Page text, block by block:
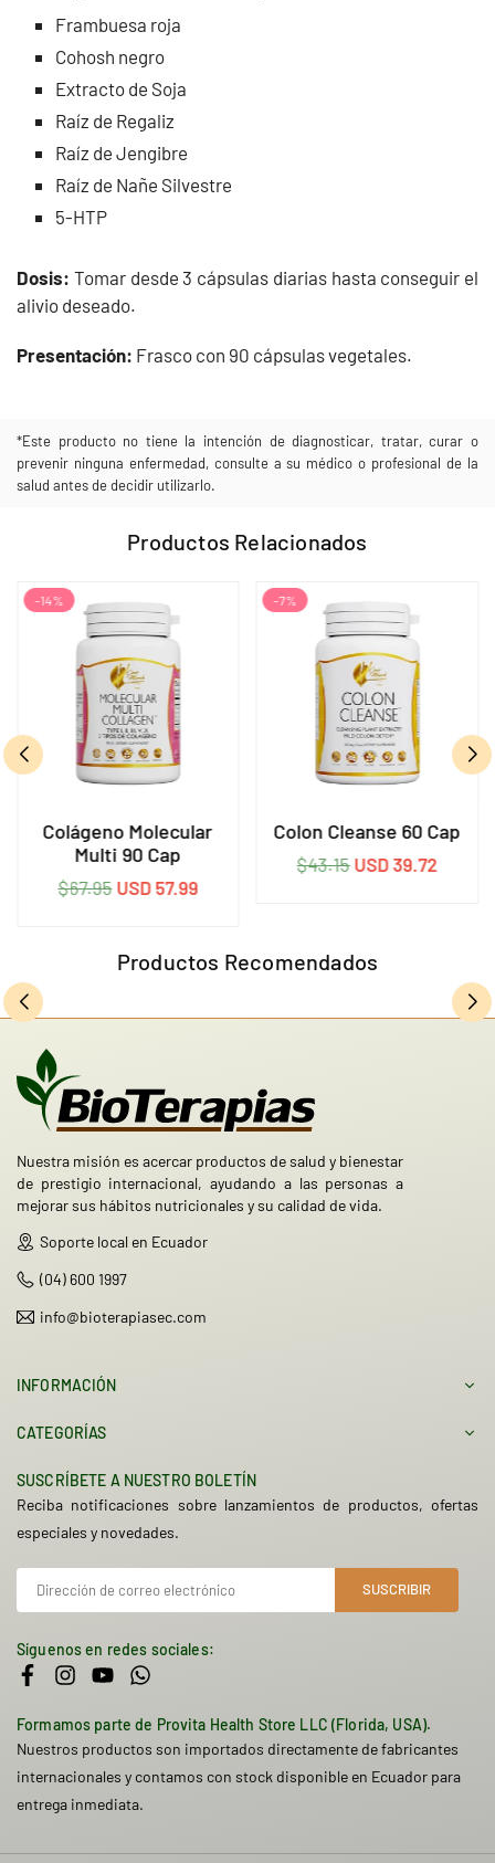
Frambuesa roja
Cohosh negro
Extracto de Soja
Raíz de Regaliz
Raíz de Jengibre
Raíz de Nañe Silvestre
5-HTP
Dosis: Tomar desde 3 cápsulas diarias hasta conseguir el
alivio deseado.
Presentación: Frasco con 90 cápsulas vegetales.
*Este producto no tiene la intención de diagnosticar, tratar, curar o
prevenir ninguna enfermedad, consulte a su médico o profesional de la
salud antes de decidir utilizarlo.
Productos Relacionados
-14%
Colágeno Molecular
Multi 90 Cap
Precio
$67.95 USD 57.99
-7%
Colon Cleanse 60 Cap
Precio
$43.15 USD 39.72
Productos Recomendados
Nuestra misión es acercar productos de salud y bienestar
de prestigio internacional, ayudando a las personas a
mejorar sus hábitos nutricionales y su calidad de vida.
Soporte local en Ecuador
(04) 600 1997
info@bioterapiasec.com
INFORMACIÓN
CATEGORÍAS
SUSCRÍBETE A NUESTRO BOLETÍN
Reciba notificaciones sobre lanzamientos de productos, ofertas
especiales y novedades.
SUSCRIBIR
Síguenos en redes sociales:
FacebookInstagram
YouTube
Formamos parte de Provita Health Store LLC (Florida, USA).
Nuestros productos son importados directamente de fabricantes
internacionales y contamos con stock disponible en Ecuador para
entrega inmediata.